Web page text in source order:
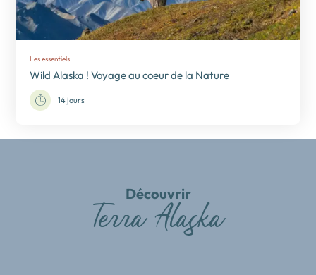
Les essentiels
Wild Alaska ! Voyage au coeur de la Nature
14 jours
Découvrir
Terra Alaska